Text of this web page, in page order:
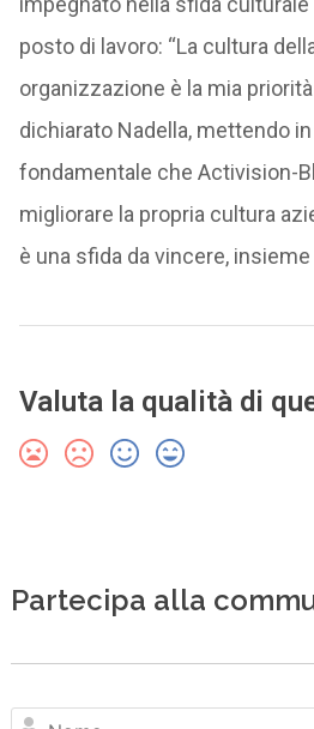
posto di lavoro: “La cultura
organizzazione è la mia
dichiarato Nadella, mettendo
fondamentale che Activision-
migliorare la propria cultura
è una sfida da vincere,
Valuta la qualità di
Partecipa alla